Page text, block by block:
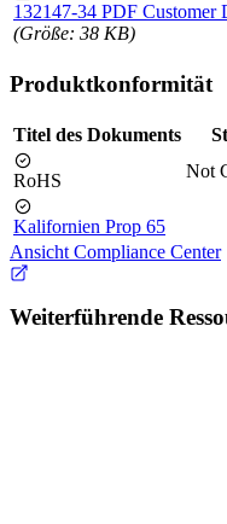
132147-34 PDF Customer
(Größe: 38 KB)
Produktkonformität
Titel des Dokuments
RoHS Not
Kalifornien Prop 65
Ansicht Compliance Center
Weiterführende